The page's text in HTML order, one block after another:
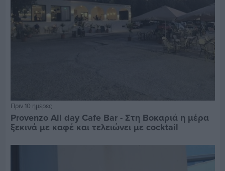
Πριν 10 ημέρες
Provenzo All day Cafe Bar - Στη Βοκαριά η μέρα
ξεκινά με καφέ και τελειώνει με cocktail